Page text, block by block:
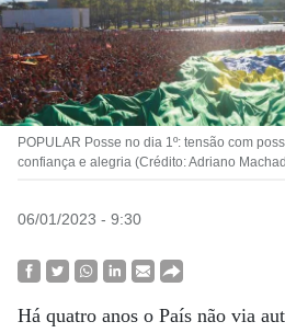
POPULAR Posse no dia 1º: tensão com
confiança e alegria (Crédito: Adriano
06/01/2023 - 9:30
Há quatro anos o País não via